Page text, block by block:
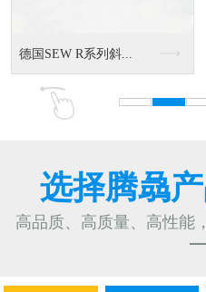
T系列的标准电机
选择腾骉
高品质、高质量、高性能